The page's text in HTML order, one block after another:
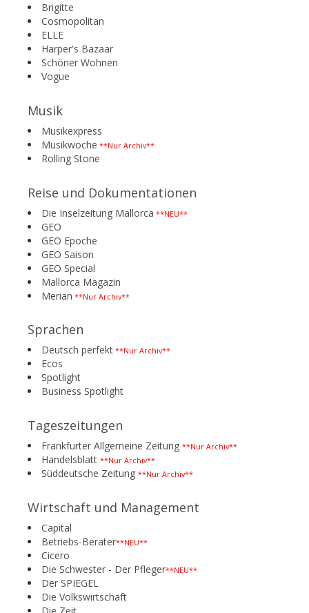
Brigitte
Cosmopolitan
ELLE
Harper's Bazaar
Schöner Wohnen
Vogue
Musik
Musikexpress
Musikwoche **Nur Archiv**
Rolling Stone
Reise und Dokumentationen
Die Inselzeitung Mallorca **NEU**
GEO
GEO Epoche
GEO Saison
GEO Special
Mallorca Magazin
Merian **Nur Archiv**
Sprachen
Deutsch perfekt **Nur Archiv**
Ecos
Spotlight
Business Spotlight
Tageszeitungen
Frankfurter Allgemeine Zeitung **Nur Archiv**
Handelsblatt **Nur Archiv**
Süddeutsche Zeitung **Nur Archiv**
Wirtschaft und Management
Capital
Betriebs-Berater**NEU**
Cicero
Die Schwester - Der Pfleger**NEU**
Der SPIEGEL
Die Volkswirtschaft